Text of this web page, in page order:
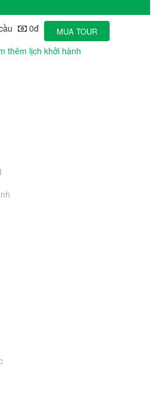
0đ MUA TOUR
thêm lịch khởi hành